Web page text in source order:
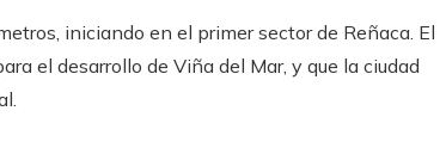
iniciando en el primer sector de Reñaca. El
el desarrollo de Viña del Mar, y que la ciudad